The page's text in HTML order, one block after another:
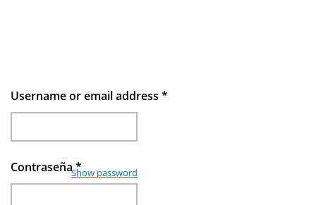
Username or email address *
Contraseña*
Show password